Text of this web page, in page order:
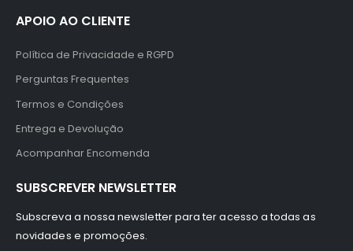
APOIO AO CLIENTE
Política de Privacidade e RGPD
Perguntas Frequentes
Termos e Condições
Entrega e Devolução
Acompanhar Encomenda
SUBSCREVER NEWSLETTER
Subscreva a nossa newsletter para ter acesso a todas as
novidades e promoções.